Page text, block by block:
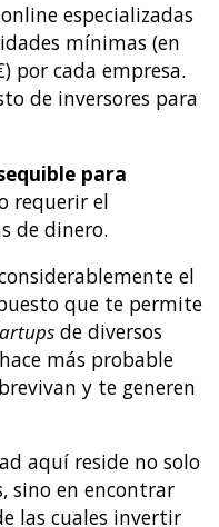
especializadas
mínimas (en
por cada empresa.
de inversores para
para
requerir el
de dinero.
el
que te permite
de diversos
más probable
y te generen
aquí reside no solo
sino en encontrar
las cuales invertir